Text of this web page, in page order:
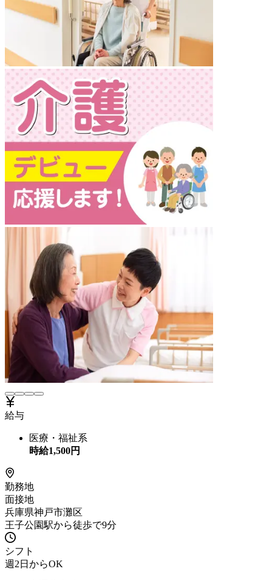
給与
医療・福祉系
時給1,500円
勤務地
面接地
兵庫県神戸市灘区
王子公園駅から徒歩で9分
シフト
週2日からOK